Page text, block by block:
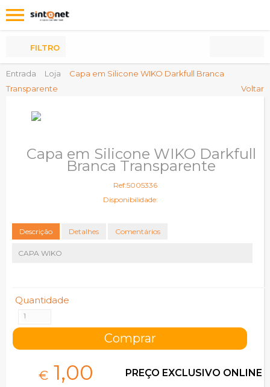
Entrada Loja
Capa em Silicone WIKO Darkfull Branca
Transparente
Voltar
FILTRO
Capa em Silicone WIKO Darkfull
Branca Transparente
Ref:5005336
Disponibilidade:
Descrição Detalhes Comentários
CAPA WIKO
Quantidade
€ 1,00 PREÇO EXCLUSIVO ONLINE